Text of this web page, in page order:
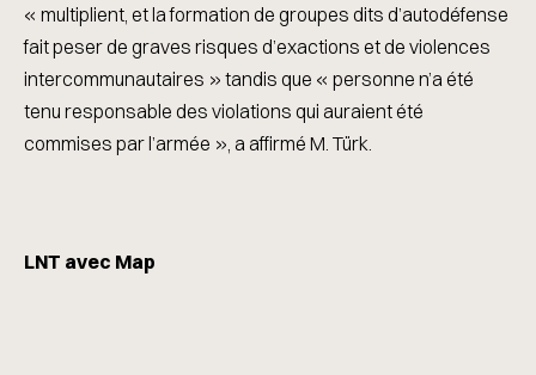
« multiplient, et la formation de groupes dits d’autodéfense
fait peser de graves risques d’exactions et de violences
intercommunautaires » tandis que « personne n’a été
tenu responsable des violations qui auraient été
commises par l’armée », a affirmé M. Türk.
LNT avec Map